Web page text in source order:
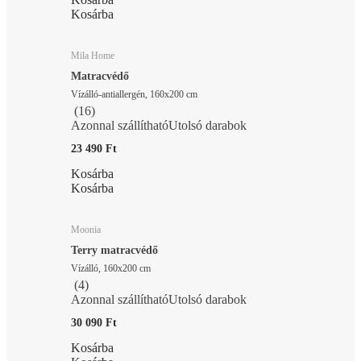
Kosárba
Mila Home
Matracvédő
Vízálló-antiallergén, 160x200 cm
(16)
Azonnal szállíthatóUtolsó darabok
23 490 Ft
Kosárba
Kosárba
Moonia
Terry matracvédő
Vízálló, 160x200 cm
(4)
Azonnal szállíthatóUtolsó darabok
30 090 Ft
Kosárba